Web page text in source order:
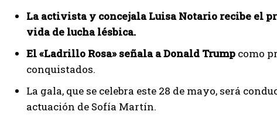
La activista y concejala Luisa Notario recibe el
vida de lucha lésbica.
​El «Ladrillo Rosa» señala a Donald Trump como
conquistados.
​La gala, que se celebra este 28 de mayo, será
actuación de Sofía Martín.